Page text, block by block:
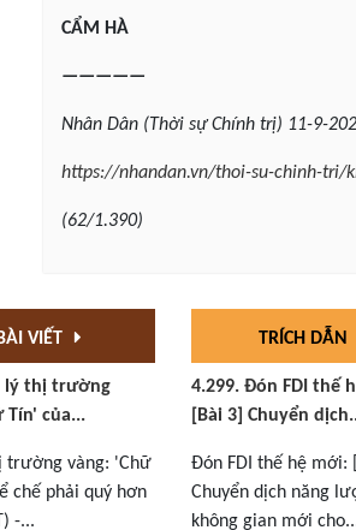
CẨM HÀ
—————
Nhân Dân (Thời sự Chính trị) 11-9-
https://nhandan.vn/thoi-su-chinh-tri/
(62/1.390)
BÀI VIẾT
lý thị trường
Tín' của...
trường vàng: 'Chữ
chế phải quý hơn
-...
TRÍCH DẪN
4.299. Đón FDI thế
[Bài 3] Chuyển
Đón FDI thế hệ mới:
Chuyển dịch năng
không gian mới